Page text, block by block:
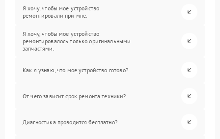
Я хочу, чтобы мое устройство
ремонтировали при мне.
Я хочу, чтобы мое устройство
ремонтировалось только оригинальными
запчастями.
Как я узнаю, что мое устройство готово?
От чего зависит срок ремонта техники?
Диагностика проводится бесплатно?